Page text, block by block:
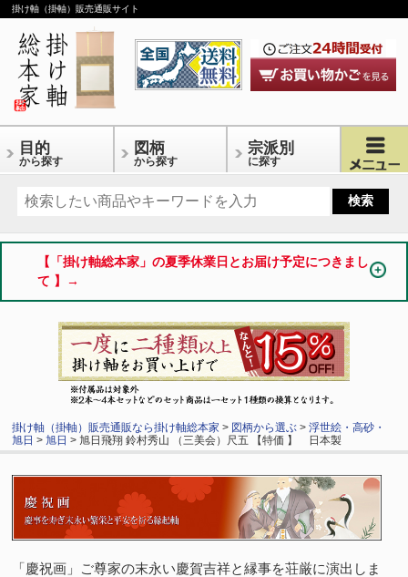
掛け軸（掛軸）販売通販サイト
目的
から探す
図柄
から探す
宗派別
に探す
【「掛け軸総本家」の夏季休業日とお届け予定につきまし
て 】→
掛け軸（掛軸）販売通販なら掛け軸総本家 > 図柄から選ぶ >浮世絵・高砂・
旭日 >旭日 > 旭日飛翔 鈴村秀山 （三美会）尺五 【特価 】 日本製
「慶祝画」ご尊家の末永い慶賀吉祥と縁事を荘厳に演出しま